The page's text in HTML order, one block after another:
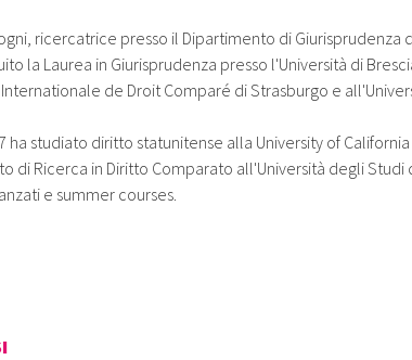
ricercatrice presso il Dipartimento di Giurisprudenza
la Laurea in Giurisprudenza presso l'Università di
de Droit Comparé di Strasburgo e
ha studiato diritto statunitense alla University of
di Ricerca in Diritto Comparato all'Università degli Studi
e summer courses.